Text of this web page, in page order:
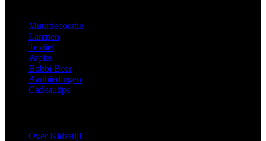
Muurdecoratie
Lampen
Textiel
Papier
Bobbi Beer
Aanbiedingen
Cadeautips
Over Kidzstijl